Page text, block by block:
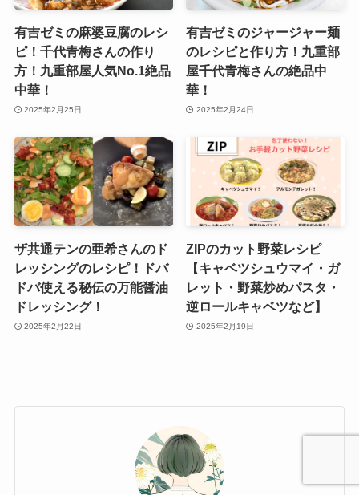
有吉ゼミの麻婆豆腐のレシ
ピ！千代青梅さんの作り
方！九重部屋人気No.1絶品
中華！
2025年2月25日
有吉ゼミのジャージャー麺
のレシピと作り方！九重部
屋千代青梅さんの絶品中
華！
2025年2月24日
ザ共通テンの亜希さんのド
レッシングのレシピ！ドバ
ドバ使える秘伝の万能醤油
ドレッシング！
2025年2月22日
ZIPのカット野菜レシピ
【キャベツシュウマイ・ガ
レット・野菜炒めパスタ・
逆ロールキャベツなど】
2025年2月19日